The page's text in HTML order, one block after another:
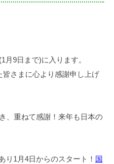
月9日まで)に入ります。
さまに心より感謝申し上げ
、重ねて感謝！来年も日本の
り1月4日からのスタート！ 国